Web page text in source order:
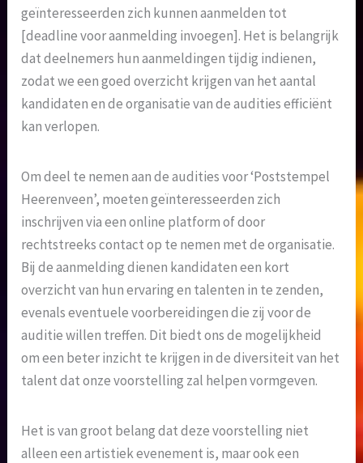
geïnteresseerden zich kunnen aanmelden tot
[deadline voor aanmelding invoegen]. Het is belangrijk
dat deelnemers hun aanmeldingen tijdig indienen,
zodat we een goed overzicht krijgen van het aantal
kandidaten en de organisatie van de audities efficiënt
kan verlopen.
Om deel te nemen aan de audities voor ‘Poststempel
Heerenveen’, moeten geïnteresseerden zich
inschrijven via een online platform of door
rechtstreeks contact op te nemen met de organisatie.
Bij de aanmelding dienen kandidaten een kort
overzicht van hun ervaring en talenten in te zenden,
evenals eventuele voorbereidingen die zij voor de
auditie willen treffen. Dit biedt ons de mogelijkheid
om een beter inzicht te krijgen in de diversiteit van het
talent dat onze voorstelling zal helpen vormgeven.
Het is van groot belang dat deze voorstelling niet
alleen een artistiek evenement is, maar ook een